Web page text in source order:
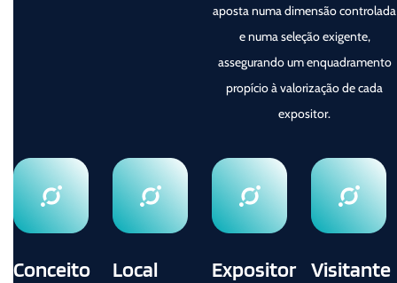
aposta numa dimensão controlada
e numa seleção exigente,
assegurando um enquadramento
propício à valorização de cada
expositor.
Conceito Local Expositor Visitante